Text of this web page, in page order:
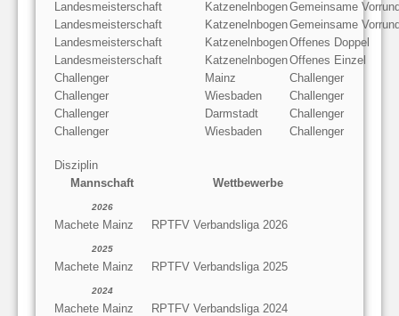
Landesmeisterschaft KatzenelnbogenGemeinsame
Landesmeisterschaft
KatzenelnbogenGemeinsame
Landesmeisterschaft
KatzenelnbogenOffenes Doppel
Landesmeisterschaft
KatzenelnbogenOffenes Einzel
Challenger
Mainz
Challenger
Challenger
Wiesbaden
Challenger
Challenger
Darmstadt
Challenger
Challenger
Wiesbaden Challenger
Disziplin
Mannschaft
Wettbewerbe
2026
Machete Mainz RPTFV Verbandsliga 2026
2025
Machete Mainz RPTFV Verbandsliga 2025
2024
Machete Mainz RPTFV Verbandsliga 2024